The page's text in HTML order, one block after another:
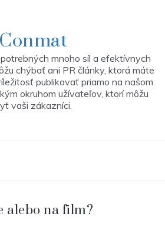
Conmat
mnoho síl a efektívnych
chýbať ani PR články, ktorá máte
publikovať priamo na našom
okruhom užívateľov, ktorí môžu
vaši zákazníci.
alebo na film?